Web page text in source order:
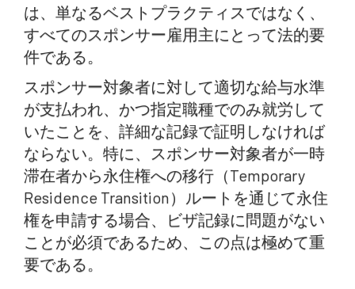
は、単なるベストプラクティスではなく、
すべてのスポンサー雇用主にとって法的要
件である。
スポンサー対象者に対して適切な給与水準
が支払われ、かつ指定職種でのみ就労して
いたことを、詳細な記録で証明しなければ
ならない。特に、スポンサー対象者が一時
滞在者から永住権への移行（Temporary
Residence Transition）ルートを通じて永住
権を申請する場合、ビザ記録に問題がない
ことが必須であるため、この点は極めて重
要である。